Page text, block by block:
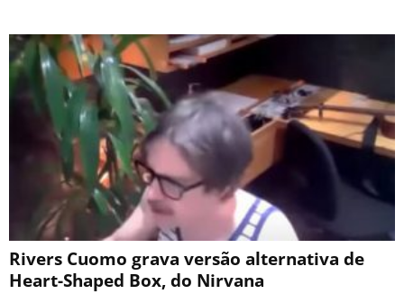
Rivers Cuomo grava versão alternativa de
Heart-Shaped Box, do Nirvana